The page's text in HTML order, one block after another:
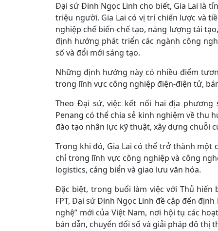
Đại sứ Đinh Ngọc Linh cho biết, Gia Lai là
triệu người. Gia Lai có vị trí chiến lược và
nghiệp chế biến-chế tạo, năng lượng tái
định hướng phát triển các ngành công
số và đổi mới sáng tạo.
Những định hướng này có nhiều điểm
trong lĩnh vực công nghiệp điện-điện tử,
Theo Đại sứ, việc kết nối hai địa
Penang có thể chia sẻ kinh nghiệm về thu
đào tạo nhân lực kỹ thuật, xây dựng chuỗi
Trong khi đó, Gia Lai có thể trở thành một
chỉ trong lĩnh vực công nghiệp và công
logistics, cảng biển và giao lưu văn hóa.
Đặc biệt, trong buổi làm việc với Thủ hiến
FPT, Đại sứ Đinh Ngọc Linh đề cập đến
nghệ” mới của Việt Nam, nơi hội tụ các
bán dẫn, chuyển đổi số và giải pháp đô thị